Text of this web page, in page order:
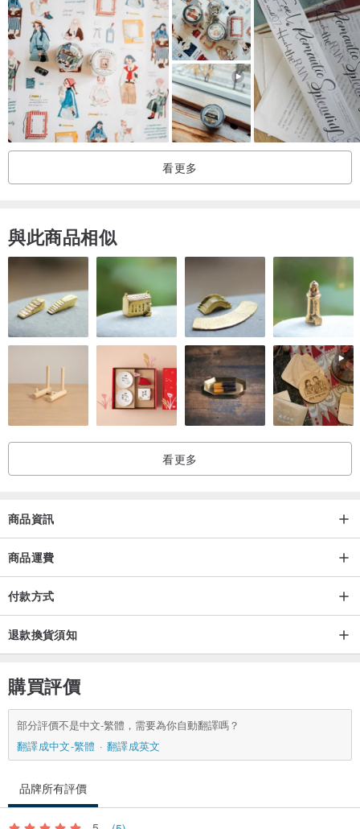
4/ 紙膠帶是一種很薄半透的紙，材質本身是微黃的，非純白色
而PET是一種類似尼龍透明的材質
5/ 膠帶上的圖案需自己裁剪
拍下商品即默認上述 為了您的權益 請在購買前仔細閱讀
如在使用中有任何疑問 歡迎諮詢設計師
看更多
與此商品相似
看更多
商品資訊
商品運費
付款方式
退款換貨須知
購買評價
部分評價不是中文-繁體，需要為你自動翻譯嗎？
翻譯成中文-繁體
翻譯成英文
品牌所有評價